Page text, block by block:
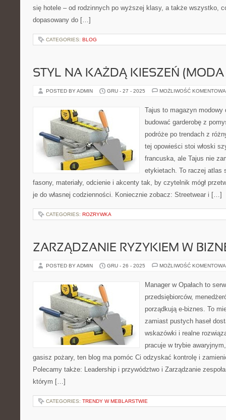
się hotele – od rodzinnych po wyższej klasy, a także wszystko,
dopasowany do […]
CATEGORIES: BLOG
STYL NA KAŻDĄ KIESZEŃ
POSTED BY ADMIN GRU - 27 - 2025 MOŻLIWOŚĆ
Tajus to magazyn
budować garderobę z
podróże po trendach z
tej opowieści stoi włoski
francuska, ale Tajus nie
etykietach. To raczej atlas
fasony, materiały, odcienie i akcenty tak, by czytelnik mógł
je do własnej codzienności. Koniecznie zobacz: Streetwear i […]
CATEGORIES: ROZRYWKA
ZARZĄDZANIE RYZYKIEM W
POSTED BY ADMIN GRU - 26 - 2025 MOŻLIWOŚĆ
Manager w Opałach to
przedsiębiorców,
porządkują e-biznes. To
zamiast pustych haseł
wskazówki i realne
pracuje w trybie
gasisz pożary, ten blog ma pomóc Ci odzyskać kontrolę i
Polecamy także: Leadership i przywództwo i Zarządzanie
którym […]
CATEGORIES: TRENDY W MEBLARSTWIE